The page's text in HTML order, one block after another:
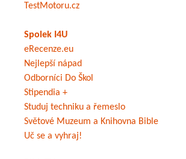
TestMotoru.cz
Spolek I4U
eRecenze.eu
Nejlepší nápad
Odborníci Do Škol
Stipendia +
Studuj techniku a řemeslo
Světové Muzeum a Knihovna Bible
Uč se a vyhraj!